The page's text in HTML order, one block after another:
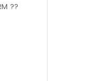
??